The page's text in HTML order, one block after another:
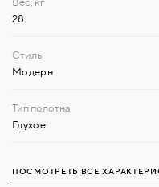
28
Модерн
Глухое
ПОСМОТРЕТЬ ВСЕ